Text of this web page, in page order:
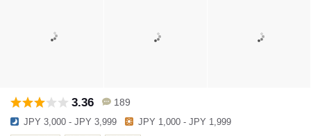
3.36 189
JPY 3,000 - JPY 3,999 JPY 1,000 - JPY 1,999